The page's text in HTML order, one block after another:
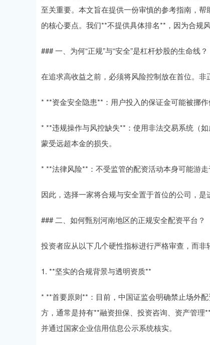
至关重要。本文旨在提供一份审慎的参考指南，
的核心要点。我们**不提供具体排名**，因为合规
### 一、为何“正规”与“安全”是杠杆炒股的生命线？
在追求高收益之前，必须将风险控制放在首位。非
* **资金安全隐患**：用户投入的保证金可能被挪
* **违规操作与风控缺失**：使用非法交易系统（
蒙受远超本金的损失。
* **法律风险**：不受监管的配资活动本身可能游
因此，选择一家将合规与安全置于首位的公司，是
### 二、如何甄别河南地区的正规安全配资平台？
投资者应从以下几个硬性指标进行严格审查，而非
1. **坚实的合规背景与透明资质**
* **首要原则**：目前，中国证监会明确禁止场外
方，通常是持有**融资担保、投资咨询、资产管理
并通过国家企业信用信息公示系统核实。